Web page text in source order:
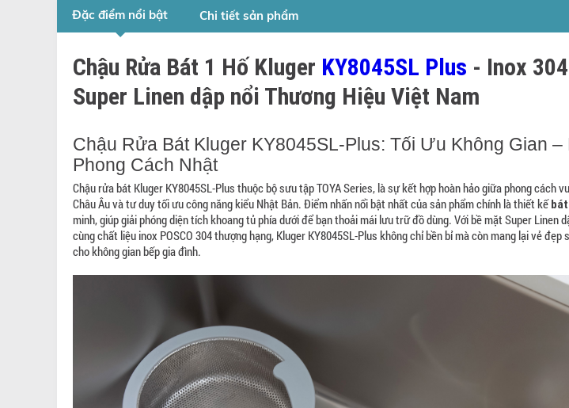
Chậu rửa chén Carysil
11.008.000 đ 12.950.000 đ
Vòi rửa Canzy CZ 808D
CZ 808D
E07
Đặc điểm nổi bật Chi tiết sản phẩm
Chậu Rửa Bát 1 Hố Kluger KY8045SL Plus - Inox
Super Linen dập nổi Thương Hiệu Việt Nam
Chậu Rửa Bát Kluger KY8045SL-Plus: Tối Ưu Không Gian –
Phong Cách Nhật
Chậu rửa bát Kluger KY8045SL-Plus thuộc bộ sưu tập TOYA Series, là sự kết hợp hoàn hảo giữa phong cách
Châu Âu và tư duy tối ưu công năng kiểu Nhật Bản. Điểm nhấn nổi bật nhất của sản phẩm chính là thiết kế
minh, giúp giải phóng diện tích khoang tủ phía dưới để bạn thoải mái lưu trữ đồ dùng. Với bề mặt Super Linen
cùng chất liệu inox POSCO 304 thượng hạng, Kluger KY8045SL-Plus không chỉ bền bỉ mà còn mang lại vẻ đẹp
cho không gian bếp gia đình.